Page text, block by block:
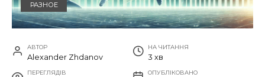
РАЗНОЕ
АВТОР
Alexander Zhdanov
НА ЧИТАННЯ
3 хв
ПЕРЕГЛЯДІВ ОПУБЛІКОВАНО